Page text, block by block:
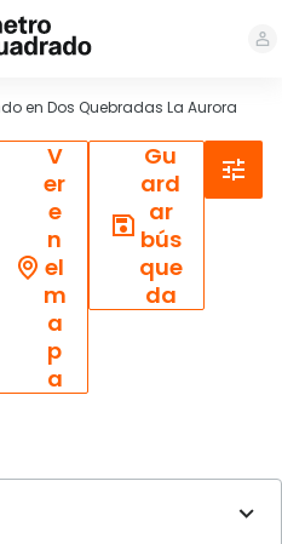
en Dos Quebradas La Aurora
V
er
e
n
el
m
a
p
a
Gu
ard
ar
bús
que
da